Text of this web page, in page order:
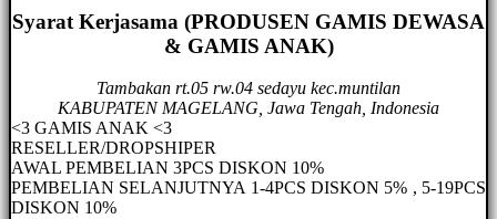
Syarat Kerjasama (PRODUSEN GAMIS DEWASA
& GAMIS ANAK)
Tambakan rt.05 rw.04 sedayu kec.muntilan
KABUPATEN MAGELANG, Jawa Tengah, Indonesia
<3 GAMIS ANAK <3
RESELLER/DROPSHIPER
AWAL PEMBELIAN 3PCS DISKON 10%
PEMBELIAN SELANJUTNYA 1-4PCS DISKON 5% , 5-19PCS
DISKON 10%